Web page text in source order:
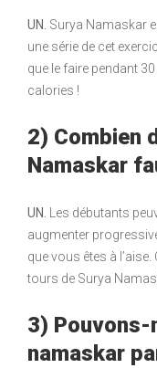
UN. Surya Namaskar
une série de cet
que le faire pendant
calories !
2) Combien
Namaskar
UN. Les débutants
augmenter
que vous êtes à
tours de Surya
3) Pouvons-
namaskar